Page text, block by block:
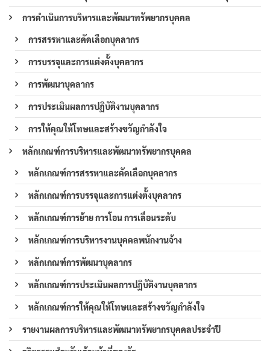
การดำเนินการบริหารและพัฒนาทรัพยากรบุคคล
การสรรหาและคัดเลือกบุคลากร
การบรรจุและการแต่งตั้งบุคลากร
การพัฒนาบุคลากร
การประเมินผลการปฏิบัติงานบุคลากร
การให้คุณให้โทษและสร้างขวัญกำลังใจ
หลักเกณฑ์การบริหารและพัฒนาทรัพยากรบุคคล
หลักเกณฑ์การสรรหาและคัดเลือกบุคลากร
หลักเกณฑ์การบรรจุและการแต่งตั้งบุคลากร
หลักเกณฑ์การย้าย การโอน การเลื่อนระดับ
หลักเกณฑ์การบริหารงานบุคคลพนักงานจ้าง
หลักเกณฑ์การพัฒนาบุคลากร
หลักเกณฑ์การประเมินผลการปฏิบัติงานบุคลากร
หลักเกณฑ์การให้คุณให้โทษและสร้างขวัญกำลังใจ
รายงานผลการบริหารและพัฒนาทรัพยากรบุคคลประจำปี